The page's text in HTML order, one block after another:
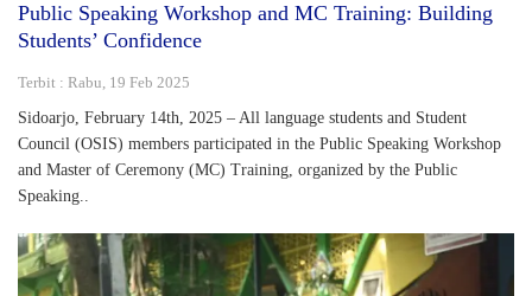
Public Speaking Workshop and MC Training: Building
Students’ Confidence
Terbit : Rabu, 19 Feb 2025
Sidoarjo, February 14th, 2025 – All language students and Student
Council (OSIS) members participated in the Public Speaking Workshop
and Master of Ceremony (MC) Training, organized by the Public
Speaking..